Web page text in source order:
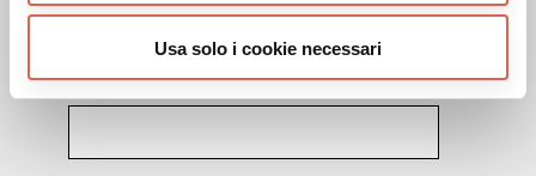
Usa solo i cookie necessari
Azienda/ente di riferimento*